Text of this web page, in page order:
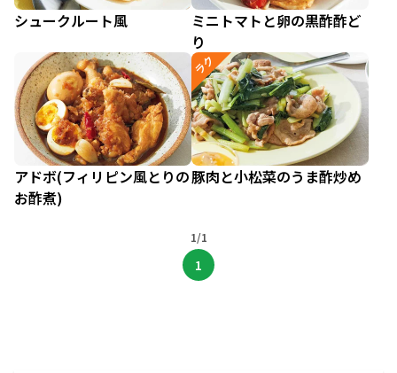
シュークルート風
ミニトマトと卵の黒酢酢ど
り
アドボ(フィリピン風とりの
お酢煮)
ラク
豚肉と小松菜のうま酢炒め
1/1
1